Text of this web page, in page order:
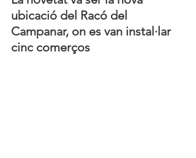
ubicació del Racó del
Campanar, on es van instal·lar
cinc comerços